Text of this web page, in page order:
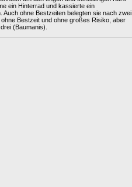
ein Hinterrad und kassierte ein
ohne Bestzeiten belegten sie nach zwei
Bestzeit und ohne großes Risiko, aber
(Baumanis).